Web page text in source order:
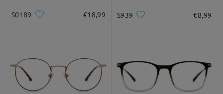
Fai una domanda
S0189 €18,99 S939 €8,99